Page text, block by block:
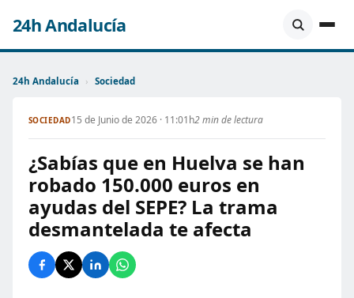
24h Andalucía
24h Andalucía › Sociedad
SOCIEDAD15 de Junio de 2026 · 11:01h2 min de lectura
¿Sabías que en Huelva se han
robado 150.000 euros en
ayudas del SEPE? La trama
desmantelada te afecta